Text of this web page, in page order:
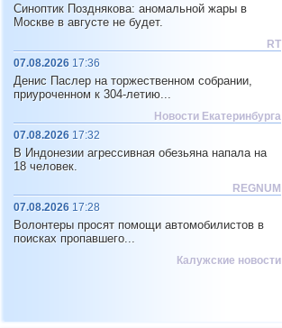
12 Тонга 4,4...4,6
19
14 Мексика
15 Греция
о.Шпицберген и Ян-Майен 4,4 1
17
18 Чили
19 Мьянма
20 Панама 4,2
Синоптик Позднякова: аномальной жары в
Москве в августе не будет.
RT
07.08.2026 17:36
Денис Паслер на торжественном собрании,
приуроченном к 304-летию...
Новости Екатеринбурга
07.08.2026 17:32
В Индонезии агрессивная обезьяна напала на
18 человек.
REGNUM
07.08.2026 17:28
Волонтеры просят помощи автомобилистов в
поисках пропавшего...
Калужские новости